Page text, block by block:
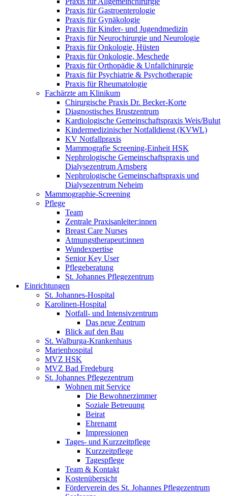
Praxis für Gastroenterologie
Praxis für Gynäkologie
Praxis für Kinder- und Jugendmedizin
Praxis für Neurochirurgie und Neurologie
Praxis für Onkologie, Hüsten
Praxis für Onkologie, Meschede
Praxis für Orthopädie & Unfallchirurgie
Praxis für Psychiatrie & Psychotherapie
Praxis für Rheumatologie
Fachärzte am Klinikum
Chirurgische Praxis Dr. Becker-Korte
Diagnostisches Brustzentrum
Kardiologische Gemeinschaftspraxis Weis/Bulut
Kindermedizinischer Notfalldienst (KVWL)
KV Notfallpraxis
Mammografie Screening-Einheit HSK
Nephrologische Gemeinschaftspraxis und
Dialysezentrum Arnsberg
Nephrologische Gemeinschaftspraxis und
Dialysezentrum Neheim
Mammographie-Screening
Pflege
Team
Zentrale Praxisanleiter:innen
Breast Care Nurses
Atmungstherapeut:innen
Wundexpertise
Senior Key User
Pflegeberatung
St. Johannes Pflegezentrum
Einrichtungen
St. Johannes-Hospital
Karolinen-Hospital
Notfall- und Intensivzentrum
Das neue Zentrum
Blick auf den Bau
St. Walburga-Krankenhaus
Marienhospital
MVZ HSK
MVZ Bad Fredeburg
St. Johannes Pflegezentrum
Wohnen mit Service
Die Bewohnerzimmer
Soziale Betreuung
Beirat
Ehrenamt
Impressionen
Tages- und Kurzzeitpflege
Kurzzeitpflege
Tagespflege
Team & Kontakt
Kostenübersicht
Förderverein des St. Johannes Pflegezentrum